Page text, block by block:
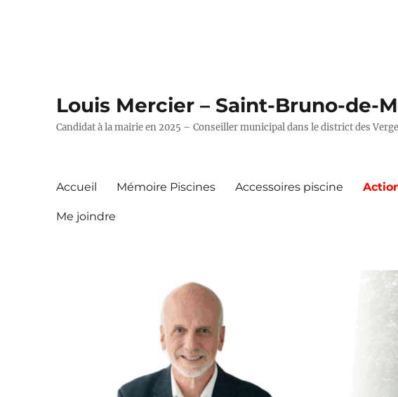
Louis Mercier – Saint-Bruno-de-
Candidat à la mairie en 2025 – Conseiller municipal dans le district des
Accueil Mémoire Piscines Accessoires piscine
Me joindre